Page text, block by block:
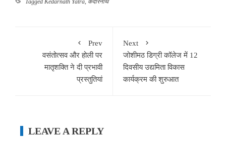
Prev
वसंतोत्सव और होली पर
मातृशक्ति ने दी प्रभावी
प्रस्तुतियां
Next
जोशीमठ डिग्री कॉलेज में 12
दिवसीय उद्यमिता विकास
कार्यक्रम की शुरुआत
LEAVE A REPLY